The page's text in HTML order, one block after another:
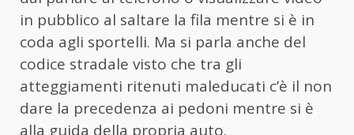
in pubblico al saltare la fila mentre si è in
coda agli sportelli. Ma si parla anche del
codice stradale visto che tra gli
atteggiamenti ritenuti maleducati c’è il non
dare la precedenza ai pedoni mentre si è
alla guida della propria auto.